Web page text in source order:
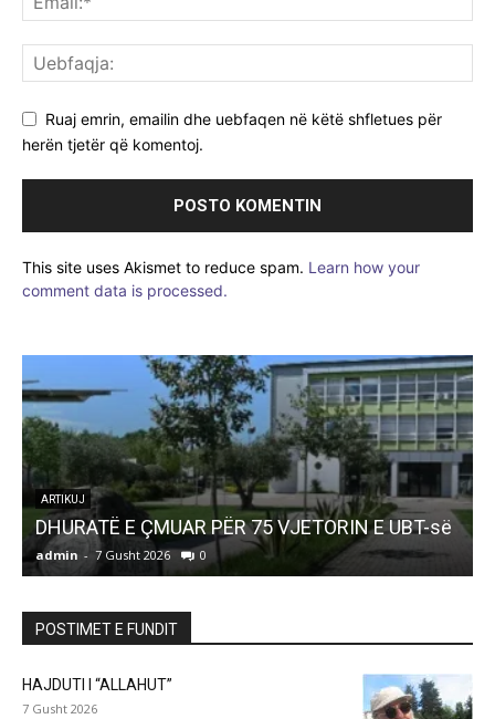
Ruaj emrin, emailin dhe uebfaqen në këtë shfletues për
herën tjetër që komentoj.
This site uses Akismet to reduce spam. Learn how your
comment data is processed.
ARTIKUJ
DHURATË E ÇMUAR PËR 75 VJETORIN E UBT-së
admin - 7 Gusht 2026 0
POSTIMET E FUNDIT
HAJDUTI I “ALLAHUT”
7 Gusht 2026